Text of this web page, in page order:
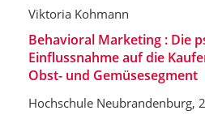
Viktoria Kohmann
Behavioral Marketing : Die
Einflussnahme auf die
Obst- und Gemüsesegment
Hochschule Neubrandenburg,